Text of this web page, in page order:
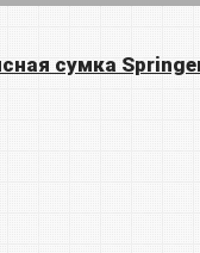
сумка